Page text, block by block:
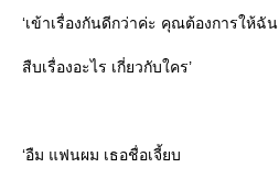
‘เข้าเรื่องกันดีกว่าค่ะ คุณต้องการให้ฉัน
สืบเรื่องอะไร เกี่ยวกับใคร’
‘อืม แฟนผม เธอชื่อเจี้ยบ